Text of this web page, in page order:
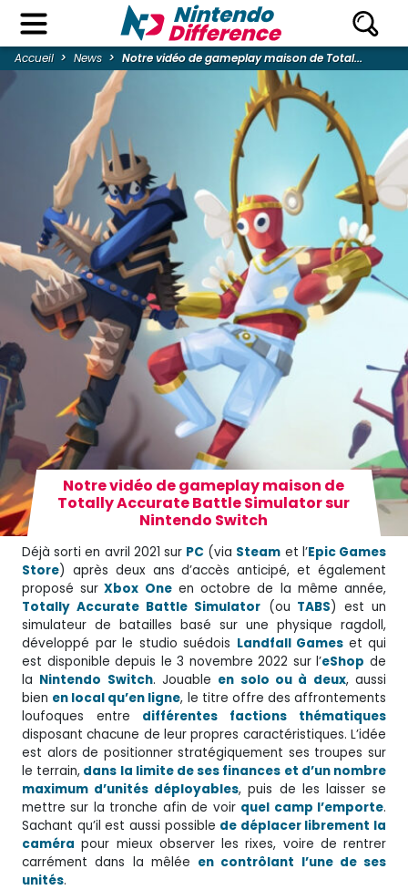
Accueil News Notre vidéo de gameplay maison de Total...
Notre vidéo de gameplay maison de
Totally Accurate Battle Simulator sur
Nintendo Switch
Déjà sorti en avril 2021 sur PC (via Steam et l’Epic Games
Store) après deux ans d’accès anticipé, et également
proposé sur Xbox Oneen octobre de la même année,
Totally Accurate Battle Simulator (ou TABS) est un
simulateur de batailles basé sur une physique ragdoll,
développé par le studio suédois Landfall Games et qui
est disponible depuis le 3 novembre 2022 sur l’eShop de
la Nintendo Switch. Jouable en solo ou à deux, aussi
bien en local qu’en ligne, le titre offre des affrontements
loufoques entre différentes factions thématiques
disposant chacune de leur propres caractéristiques. L’idée
est alors de positionner stratégiquement ses troupes sur
le terrain, dans la limite de ses finances et d’un nombre
maximum d’unités déployables, puis de les laisser se
mettre sur la tronche afin de voir quel camp l’emporte.
Sachant qu’il est aussi possible de déplacer librement la
caméra pour mieux observer les rixes, voire de rentrer
carrément dans la mêlée en contrôlant l’une de ses
unités.